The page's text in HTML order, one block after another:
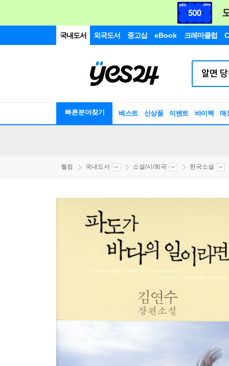
국내도서 외국도서 중고샵 eBook 크레마클럽
빠른분야찾기 베스트 신상품 이벤트 바이백 매
웰컴 국내도서 소설/시/희곡 한국소설